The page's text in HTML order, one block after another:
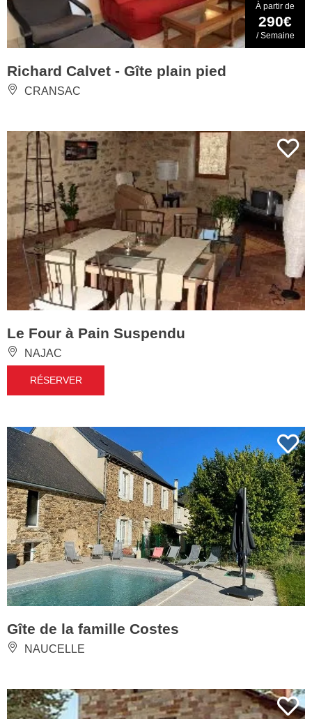
À partir de
290€
/ Semaine
Richard Calvet - Gîte plain pied
CRANSAC
Le Four à Pain Suspendu
NAJAC
RÉSERVER
Gîte de la famille Costes
NAUCELLE